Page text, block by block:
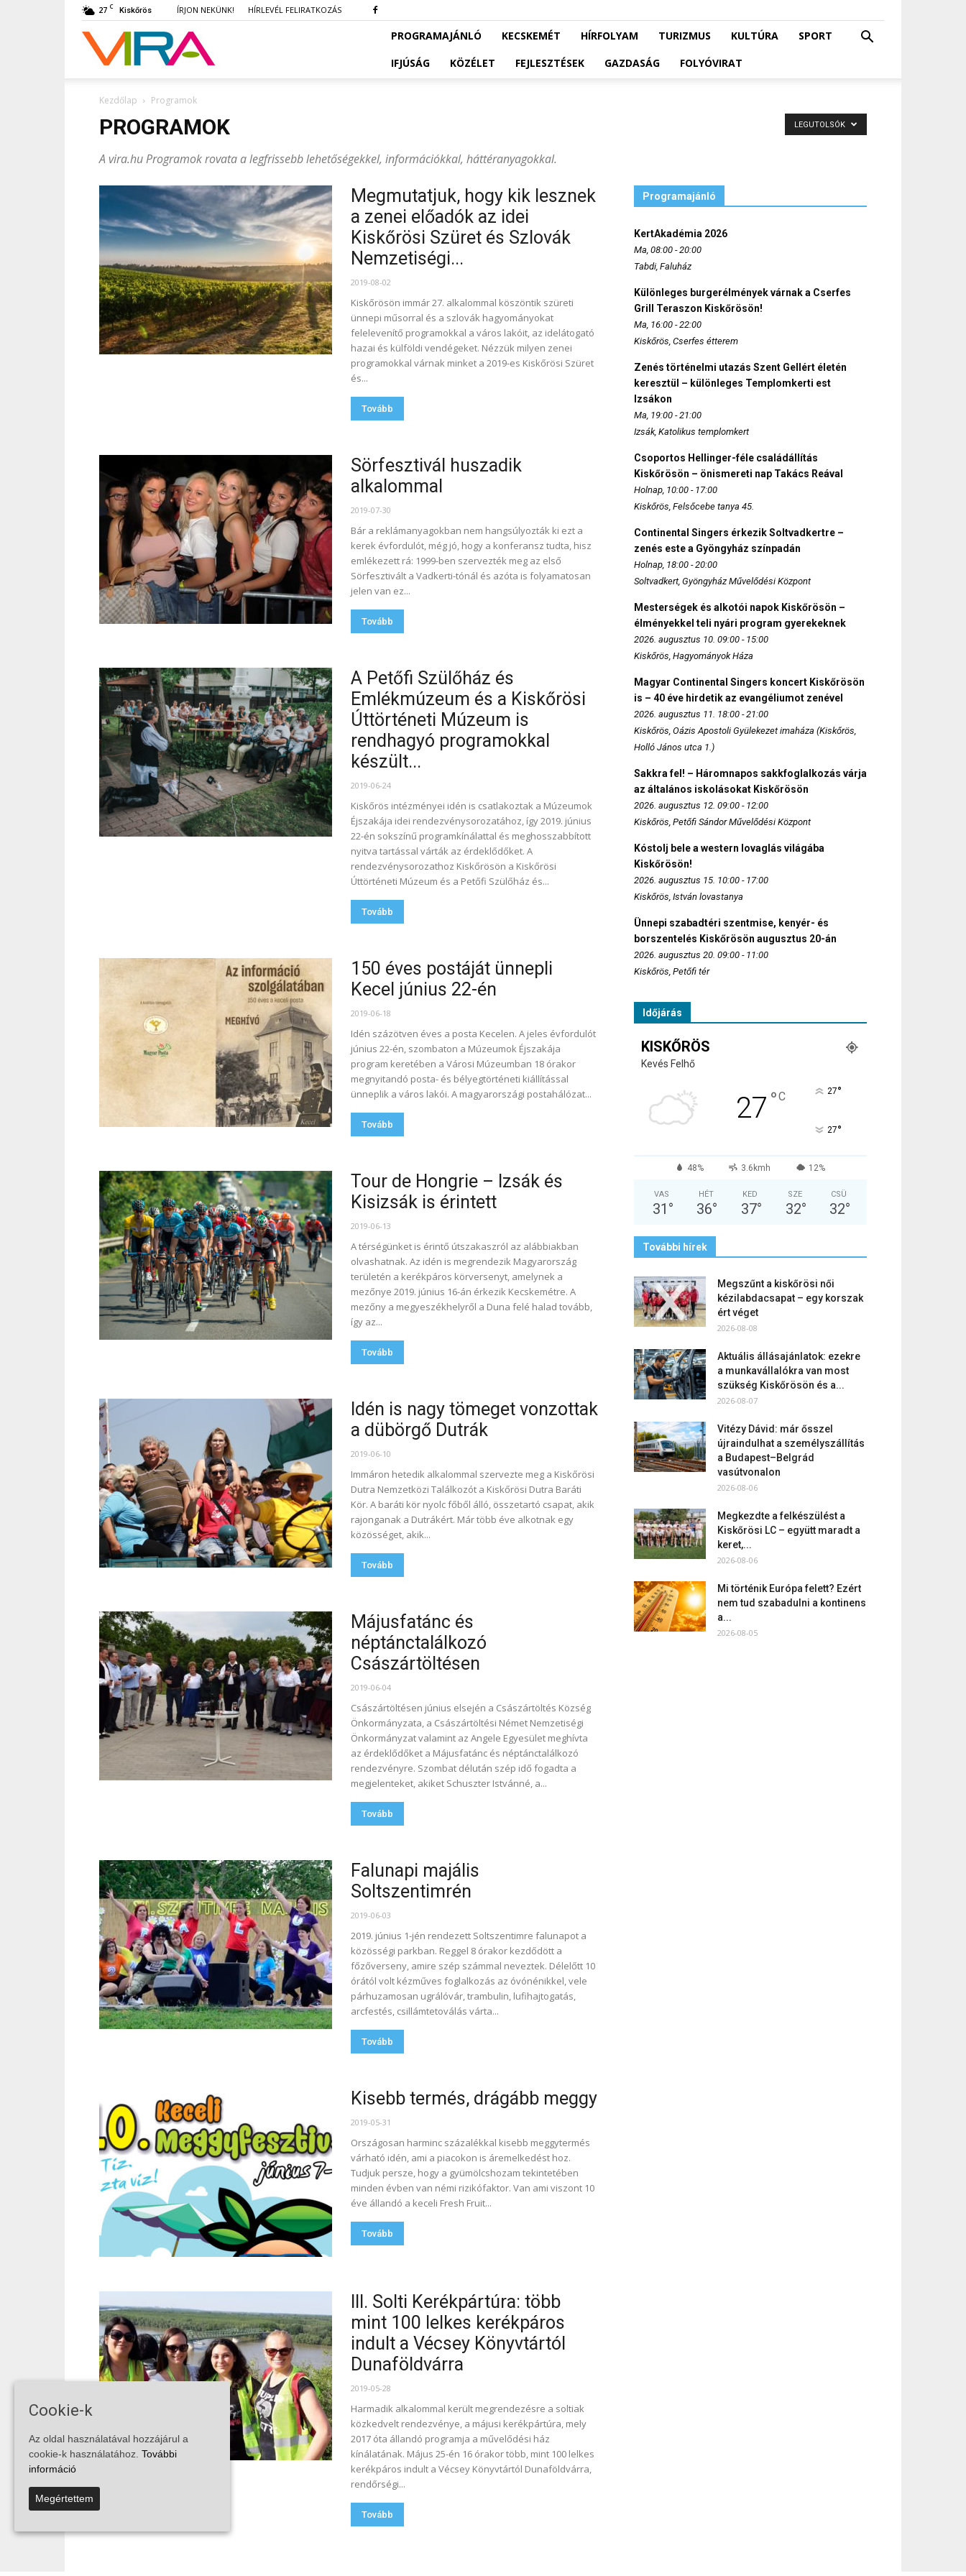
27 C Kiskőrös ÍRJON NEKÜNK! HÍRLEVÉL FELIRATKOZÁS
VIRA PROGRAMAJÁNLÓ KECSKEMÉT HÍRFOLYAM TURIZMUS KULTÚRA
SPORT
IFJÚSÁG
KÖZÉLET FEJLESZTÉSEK GAZDASÁG FOLYÓVIRAT
Kezdőlap Programok
PROGRAMOK
A vira.hu Programok rovata a legfrissebb lehetőségekkel, információkkal, háttéranyagokkal.
LEGUTOLSÓK
Megmutatjuk, hogy kik lesznek
a zenei előadók az idei
Kiskőrösi Szüret és Szlovák
Nemzetiségi...
2019-08-02
Kiskőrösön immár 27. alkalommal köszöntik szüreti
ünnepi műsorral és a szlovák hagyományokat
felelevenítő programokkal a város lakóit, az idelátogató
hazai és külföldi vendégeket. Nézzük milyen zenei
programokkal várnak minket a 2019-es Kiskőrösi Szüret
és...
Tovább
Sörfesztivál huszadik
alkalommal
2019-07-30
Bár a reklámanyagokban nem hangsúlyozták ki ezt a
kerek évfordulót, még jó, hogy a konferansz tudta, hisz
emlékezett rá: 1999-ben szervezték meg az első
Sörfesztivált a Vadkerti-tónál és azóta is folyamatosan
jelen van ez...
Tovább
A Petőfi Szülőház és
Emlékmúzeum és a Kiskőrösi
Úttörténeti Múzeum is
rendhagyó programokkal
készült...
2019-06-24
Kiskőrös intézményei idén is csatlakoztak a Múzeumok
Éjszakája idei rendezvénysorozatához, így 2019. június
22-én sokszínű programkínálattal és meghosszabbított
nyitva tartással várták az érdeklődőket. A
rendezvénysorozathoz Kiskőrösön a Kiskőrösi
Úttörténeti Múzeum és a Petőfi Szülőház és...
Tovább
150 éves postáját ünnepli
Kecel június 22-én
2019-06-18
Idén százötven éves a posta Kecelen. A jeles évfordulót
június 22-én, szombaton a Múzeumok Éjszakája
program keretében a Városi Múzeumban 18 órakor
megnyitandó posta- és bélyegtörténeti kiállítással
ünneplik a város lakói. A magyarországi postahálózat...
Tovább
Tour de Hongrie – Izsák és
Kisizsák is érintett
2019-06-13
A térségünket is érintő útszakaszról az alábbiakban
olvashatnak. Az idén is megrendezik Magyarország
területén a kerékpáros körversenyt, amelynek a
mezőnye 2019. június 16-án érkezik Kecskemétre. A
mezőny a megyeszékhelyről a Duna felé halad tovább,
így az...
Tovább
Idén is nagy tömeget vonzottak
a dübörgő Dutrák
2019-06-10
Immáron hetedik alkalommal szervezte meg a Kiskőrösi
Dutra Nemzetközi Találkozót a Kiskőrösi Dutra Baráti
Kör. A baráti kör nyolc főből álló, összetartó csapat, akik
rajonganak a Dutrákért. Már több éve alkotnak egy
közösséget, akik...
Tovább
Májusfatánc és
néptánctalálkozó
Császártöltésen
2019-06-04
Császártöltésen június elsején a Császártöltés Község
Önkormányzata, a Császártöltési Német Nemzetiségi
Önkormányzat valamint az Angele Egyesület meghívta
az érdeklődőket a Májusfatánc és néptánctalálkozó
rendezvényre. Szombat délután szép idő fogadta a
megjelenteket, akiket Schuszter Istvánné, a...
Tovább
Falunapi majális
Soltszentimrén
2019-06-03
2019. június 1-jén rendezett Soltszentimre falunapot a
közösségi parkban. Reggel 8 órakor kezdődött a
főzőverseny, amire szép számmal neveztek. Délelőtt 10
órától volt kézműves foglalkozás az óvónénikkel, vele
párhuzamosan ugrálóvár, trambulin, lufihajtogatás,
arcfestés, csillámtetoválás várta...
Tovább
Kisebb termés, drágább meggy
2019-05-31
Országosan harminc százalékkal kisebb meggytermés
várható idén, ami a piacokon is áremelkedést hoz.
Tudjuk persze, hogy a gyümölcshozam tekintetében
minden évben van némi rizikófaktor. Van ami viszont 10
éve állandó a keceli Fresh Fruit...
Tovább
III. Solti Kerékpártúra: több
mint 100 lelkes kerékpáros
indult a Vécsey Könyvtártól
Dunaföldvárra
2019-05-28
Harmadik alkalommal került megrendezésre a soltiak
közkedvelt rendezvénye, a májusi kerékpártúra, mely
2017 óta állandó programja a művelődési ház
kínálatának. Május 25-én 16 órakor több, mint 100 lelkes
kerékpáros indult a Vécsey Könyvtártól Dunaföldvárra,
rendőrségi...
Tovább
Programajánló
KertAkadémia 2026
Ma, 08:00 - 20:00
Tabdi, Faluház
Különleges burgerélmények várnak a Cserfes
Grill Teraszon Kiskőrösön!
Ma, 16:00 - 22:00
Kiskőrös, Cserfes étterem
Zenés történelmi utazás Szent Gellért életén
keresztül – különleges Templomkerti est
Izsákon
Ma, 19:00 - 21:00
Izsák, Katolikus templomkert
Csoportos Hellinger-féle családállítás
Kiskőrösön – önismereti nap Takács Reával
Holnap, 10:00 - 17:00
Kiskőrös, Felsőcebe tanya 45.
Continental Singers érkezik Soltvadkertre –
zenés este a Gyöngyház színpadán
Holnap, 18:00 - 20:00
Soltvadkert, Gyöngyház Művelődési Központ
Mesterségek és alkotói napok Kiskőrösön –
élményekkel teli nyári program gyerekeknek
2026. augusztus 10. 09:00 - 15:00
Kiskőrös, Hagyományok Háza
Magyar Continental Singers koncert Kiskőrösön
is – 40 éve hirdetik az evangéliumot zenével
2026. augusztus 11. 18:00 - 21:00
Kiskőrös, Oázis Apostoli Gyülekezet imaháza (Kiskőrös,
Holló János utca 1.)
Sakkra fel! – Háromnapos sakkfoglalkozás várja
az általános iskolásokat Kiskőrösön
2026. augusztus 12. 09:00 - 12:00
Kiskőrös, Petőfi Sándor Művelődési Központ
Kóstolj bele a western lovaglás világába
Kiskőrösön!
2026. augusztus 15. 10:00 - 17:00
Kiskőrös, István lovastanya
Ünnepi szabadtéri szentmise, kenyér- és
borszentelés Kiskőrösön augusztus 20-án
2026. augusztus 20. 09:00 - 11:00
Kiskőrös, Petőfi tér
Időjárás
KISKŐRÖS
Kevés Felhő
27 °C 27°
27°
48% 3.6kmh 12%
VAS
31 °
HÉT
36°
KED
37°
SZE
32°
CSÜ
32°
További hírek
Megszűnt a kiskőrösi női
kézilabdacsapat – egy korszak
ért véget
2026-08-08
Aktuális állásajánlatok: ezekre
a munkavállalókra van most
szükség Kiskőrösön és a...
2026-08-07
Vitézy Dávid: már ősszel
újraindulhat a személyszállítás
a Budapest–Belgrád
vasútvonalon
2026-08-06
Megkezdte a felkészülést a
Kiskőrösi LC – együtt maradt a
keret,...
2026-08-06
Mi történik Európa felett? Ezért
nem tud szabadulni a kontinens
a...
2026-08-05
Cookie-k
Az oldal használatával hozzájárul a
cookie-k használatához. További
információ
Megértettem